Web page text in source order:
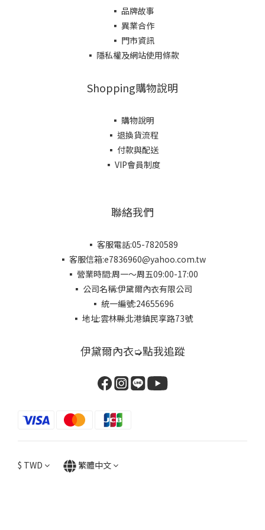
▪ 品牌故事
▪ 異業合作
▪ 門市資訊
▪ 隱私權及網站使用條款
Shopping購物說明
▪ 購物說明
▪ 退換貨流程
▪ 付款與配送
▪ VIP會員制度
聯絡我們
▪ 客服電話:05-7820589
▪ 客服信箱:e7836960@yahoo.com.tw
▪ 營業時間:周一～周五09:00-17:00
▪ 公司名稱:伊黛爾內衣有限公司
▪ 統一編號:24655696
▪ 地址:雲林縣北港鎮民享路73號
伊黛爾內衣➭點我追蹤
$ TWD 繁體中文